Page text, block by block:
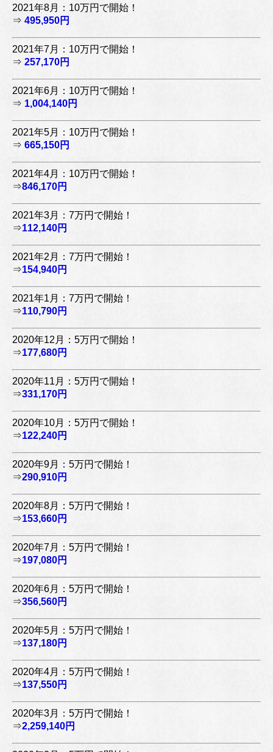
2021年8月：10万円で開始！
⇒ 495,950円
2021年7月：10万円で開始！
⇒ 257,170円
2021年6月：10万円で開始！
⇒ 1,004,140円
2021年5月：10万円で開始！
⇒ 665,150円
2021年4月：10万円で開始！
⇒846,170円
2021年3月：7万円で開始！
⇒112,140円
2021年2月：7万円で開始！
⇒154,940円
2021年1月：7万円で開始！
⇒110,790円
2020年12月：5万円で開始！
⇒177,680円
2020年11月：5万円で開始！
⇒331,170円
2020年10月：5万円で開始！
⇒122,240円
2020年9月：5万円で開始！
⇒290,910円
2020年8月：5万円で開始！
⇒153,660円
2020年7月：5万円で開始！
⇒197,080円
2020年6月：5万円で開始！
⇒356,560円
2020年5月：5万円で開始！
⇒137,180円
2020年4月：5万円で開始！
⇒137,550円
2020年3月：5万円で開始！
⇒2,259,140円